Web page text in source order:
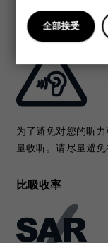
保护听力
为了避免对您的听
量收听。请尽量避免
比吸收率
全部接受